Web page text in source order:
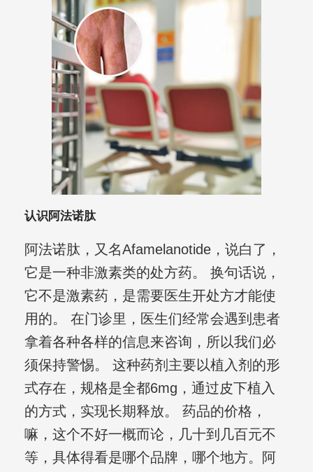
认识阿法诺肽
阿法诺肽，又名Afamelanotide，说白了，
它是一种非激素类的处方药。 换句话说，
它不是激素药，是需要医生开处方才能使
用的。 在门诊里，医生们经常会遇到患者
拿着各种各样的信息来咨询，所以我们必
须保持警惕。 这种药剂主要以植入剂的形
式存在，规格是全都6mg，通过皮下植入
的方式，实现长期释放。 药品的价格，
嘛，这个不好一概而论，几十到几百元不
等，具体得看是哪个品牌，哪个地方。阿